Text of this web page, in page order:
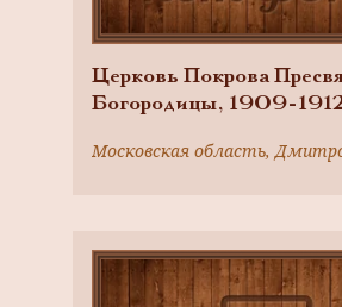
Церковь Покрова
Богородицы, 1909-1912